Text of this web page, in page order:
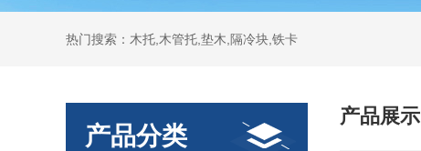
热门搜索：木托,木管托,垫木,隔冷块,铁卡
产品分类
产品展示